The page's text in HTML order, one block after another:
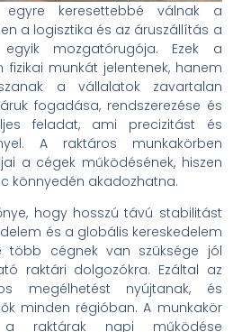
egyre keresettebbé válnak a
a logisztika és az áruszállítás a
mozgatórugója. Ezek a
munkát jelentenek, hanem
a vállalatok zavartalan
fogadása, rendszerezése és
feladat, ami precizitást és
A raktáros munkakörben
a cégek működésének, hiszen
könnyedén akadozhatna.
hogy hosszú távú stabilitást
és a globális kereskedelem
több cégnek van szüksége jól
raktári dolgozókra. Ezáltal az
megélhetést nyújtanak, és
minden régióban. A munkakör
a raktárak napi működése